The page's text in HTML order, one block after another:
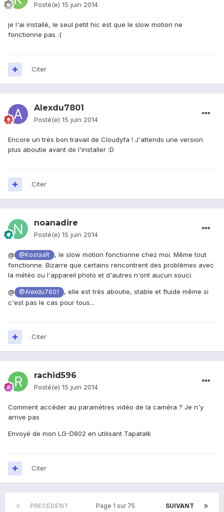
Posté(e) 15 juin 2014
je l'ai installé, le seul petit hic est que le slow motion ne
fonctionne pas :(
Citer
Alexdu7801
Posté(e) 15 juin 2014
Encore un très bon travail de Cloudyfa ! J'attends une version
plus aboutie avant de l'installer :D
Citer
noanadire
Posté(e) 15 juin 2014
@ @KostaaR
, le slow motion fonctionne chez moi. Même tout
fonctionne. Bizarre que certains rencontrent des problèmes avec
la météo ou l'appareil photo et d'autres n'ont aucun souci.
@ @Alexdu7801
, elle est très aboutie, stable et fluide même si
c'est pas le cas pour tous...
Citer
rachid596
Posté(e) 15 juin 2014
Comment accéder au paramètres vidéo de la caméra ? Je n'y
arrive pas
Envoyé de mon LG-D802 en utilisant Tapatalk
Citer
PRÉCÉDENT SUIVANT
Page 1 sur 75